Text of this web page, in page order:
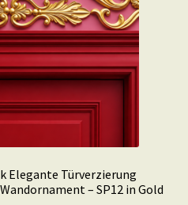
Elegante Türverzierung
– SP12 in Gold